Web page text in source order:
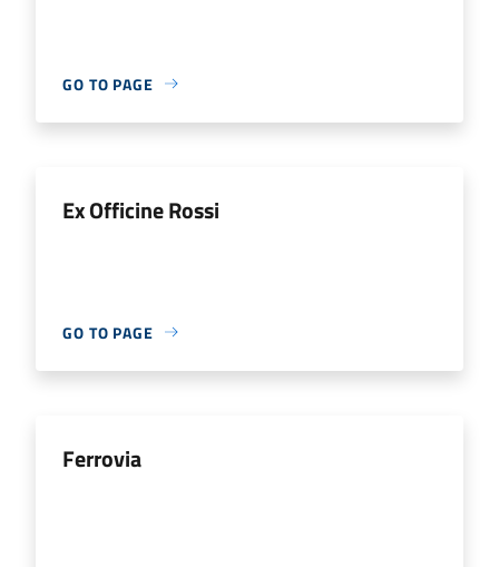
GO TO PAGE
Ex Officine Rossi
GO TO PAGE
Ferrovia